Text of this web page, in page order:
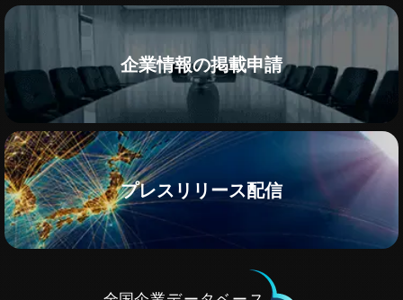
企業情報の掲載申請
プレスリリース配信